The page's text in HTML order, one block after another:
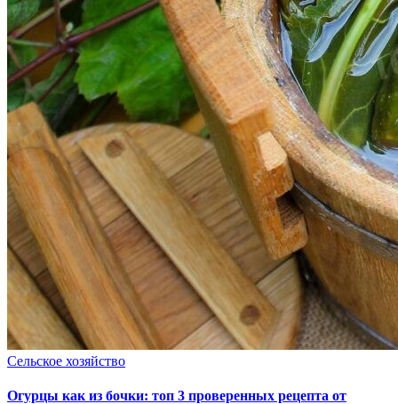
Сельское хозяйство
Огурцы как из бочки: топ 3 проверенных рецепта от